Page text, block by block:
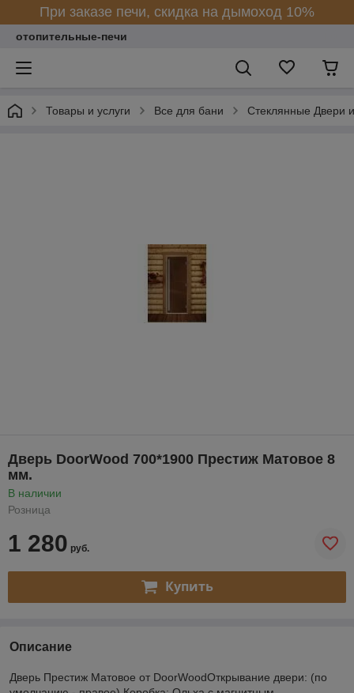
При заказе печи, скидка на дымоход 10%
отопительные-печи
Товары и услуги Все для бани Стеклянные Двери
Дверь DoorWood 700*1900 Престиж Матовое 8
мм.
В наличии
Розница
1 280 руб.
Купить
Описание
Дверь Престиж Матовое от DoorWoodОткрывание двери: (по